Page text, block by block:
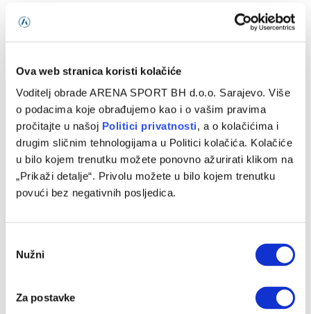
Ova web stranica koristi kolačiće
Voditelj obrade ARENA SPORT BH d.o.o. Sarajevo. Više
o podacima koje obrađujemo kao i o vašim pravima
pročitajte u našoj Politici privatnosti, a o kolačićima i
drugim sličnim tehnologijama u Politici kolačića. Kolačiće
u bilo kojem trenutku možete ponovno ažurirati klikom na
„Prikaži detalje“. Privolu možete u bilo kojem trenutku
povući bez negativnih posljedica.
Selection
Nužni
Za postavke
GOLMAN: Vedad…
Programska šema